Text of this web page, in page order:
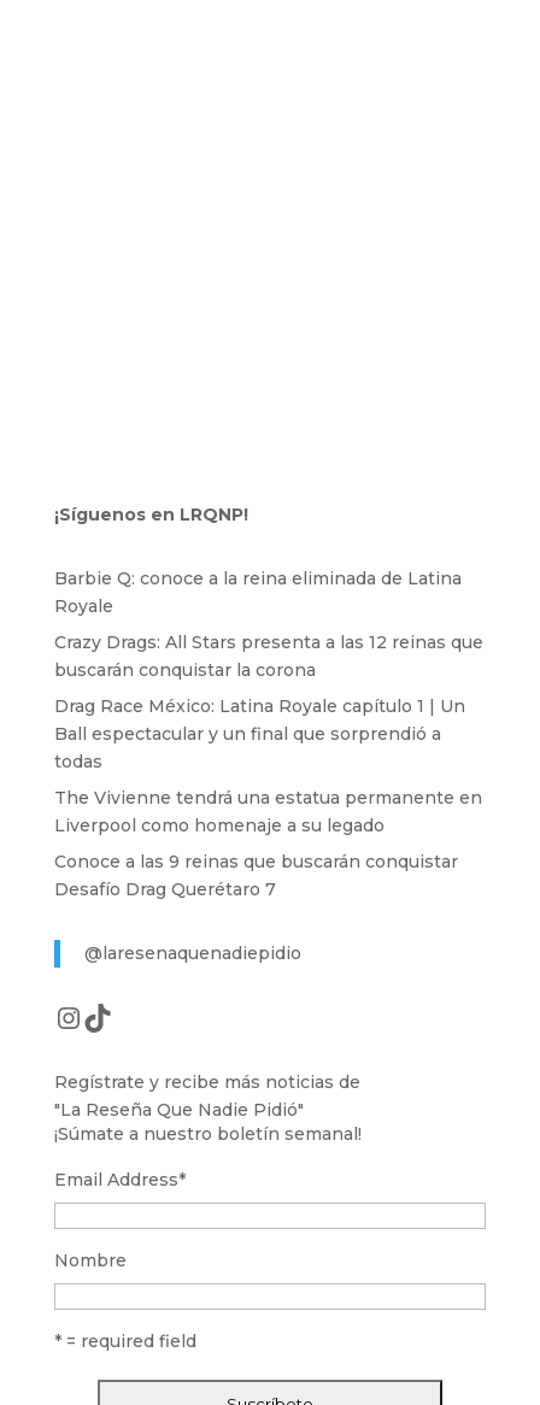
¡Síguenos en LRQNP!
Barbie Q: conoce a la reina eliminada de Latina
Royale
Crazy Drags: All Stars presenta a las 12 reinas que
buscarán conquistar la corona
Drag Race México: Latina Royale capítulo 1 | Un
Ball espectacular y un final que sorprendió a
todas
The Vivienne tendrá una estatua permanente en
Liverpool como homenaje a su legado
Conoce a las 9 reinas que buscarán conquistar
Desafío Drag Querétaro 7
@laresenaquenadiepidio
Instagram
TikTok
Regístrate y recibe más noticias de
"La Reseña Que Nadie Pidió"
¡Súmate a nuestro boletín semanal!
Email Address*
Nombre
* = required field